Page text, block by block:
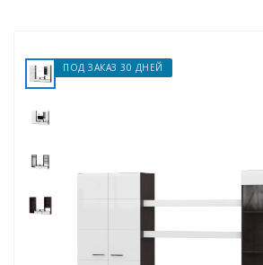
ПОД ЗАКАЗ 30 ДНЕЙ